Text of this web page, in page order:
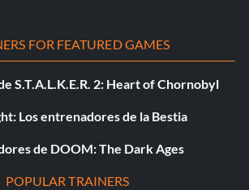
FOR FEATURED GAMES
S.T.A.L.K.E.R. 2: Heart of Chornobyl
Los entrenadores de la Bestia
de DOOM: The Dark Ages
POPULAR TRAINERS